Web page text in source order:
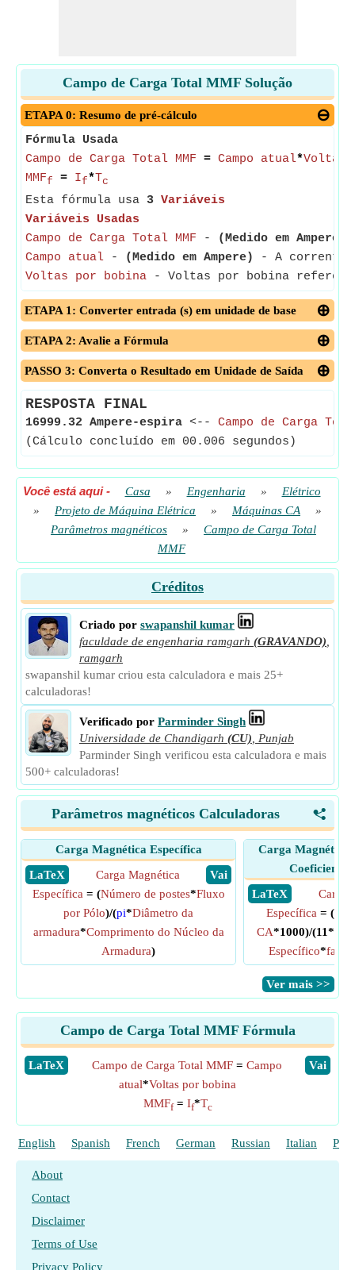
Campo de Carga Total MMF Solução
ETAPA 0: Resumo de pré-cálculo
Fórmula Usada
Campo de Carga Total MMF = Campo atual*Voltas
MMFf = If*Tc
Esta fórmula usa 3 Variáveis
Variáveis Usadas
Campo de Carga Total MMF -
(Medido em
Campo atual - (Medido em Ampere)
- A corrente
Voltas por bobina - Voltas por bobina refere-
ETAPA 1: Converter entrada (s) em unidade de base
ETAPA 2: Avalie a Fórmula
PASSO 3: Converta o Resultado em Unidade de Saída
RESPOSTA FINAL
16999.32 Ampere-espira <-- Campo de Carga
(Cálculo concluído em 00.006 segundos)
Você está aqui- Casa » Engenharia »
Elétrico
»
Projeto de Máquina Elétrica » Máquinas CA
»
Parâmetros magnéticos
»
Campo de Carga Total
MMF
Créditos
Criado por swapanshil kumar
faculdade de engenharia ramgarh (GRAVANDO)
ramgarh
swapanshil kumar criou esta calculadora e mais 25+
calculadoras!
Verificado por Parminder Singh
Universidade de Chandigarh (CU)
Punjab
Parminder Singh verificou esta calculadora e mais
500+ calculadoras!
<
Parâmetros magnéticos Calculadoras
Carga Magnética Específica
​ LaTeX
​ Vai
Carga Magnética
Específica = (Número de postes*Fluxo
por Pólo)/(pi*Diâmetro da
armadura*Comprimento do Núcleo da
Armadura)
Carga Magnética
Coeficiente
​ LaTeX
Carga
Específica = (
CA*1000)/(11*
Específico*fator
​Ver mais >>
Campo de Carga Total MMF Fórmula
​LaTeX ​Vai
Campo de Carga Total MMF= Campo
atual*Voltas por bobina
MMFf= If*Tc
English Spanish French German Russian Italian
About
Contact
Disclaimer
Terms of Use
Privacy Policy